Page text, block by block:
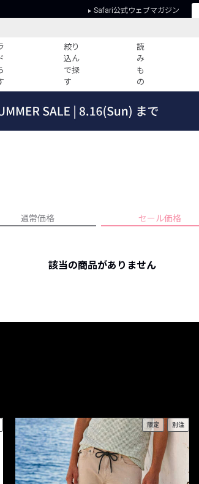
Safari公式ウェブマガジン
絞り
込ん
で探
す
読
み
も
の
事
ーデ TOP20
ランキング
スブランド
プライバシーポリシー
通常価格 セール価格
該当の商品がありません
限定 別注